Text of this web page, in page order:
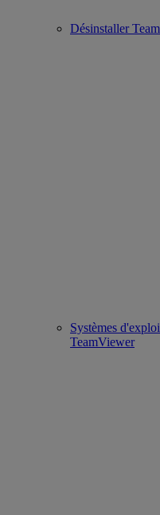
Désinstaller
Systèmes
TeamViewer